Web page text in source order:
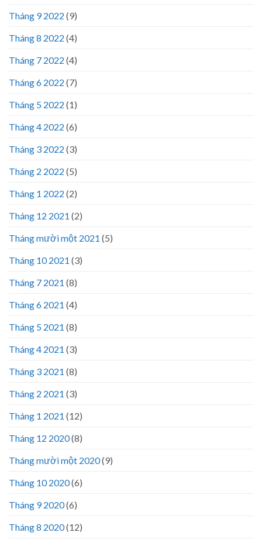
Tháng 9 2022 (9)
Tháng 8 2022 (4)
Tháng 7 2022 (4)
Tháng 6 2022 (7)
Tháng 5 2022 (1)
Tháng 4 2022 (6)
Tháng 3 2022 (3)
Tháng 2 2022 (5)
Tháng 1 2022 (2)
Tháng 12 2021 (2)
Tháng mười một 2021 (5)
Tháng 10 2021 (3)
Tháng 7 2021 (8)
Tháng 6 2021 (4)
Tháng 5 2021 (8)
Tháng 4 2021 (3)
Tháng 3 2021 (8)
Tháng 2 2021 (3)
Tháng 1 2021 (12)
Tháng 12 2020(8)
Tháng mười một 2020(9)
Tháng 10 2020(6)
Tháng 9 2020(6)
Tháng 8 2020(12)